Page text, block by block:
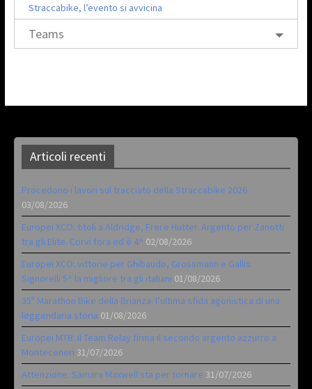
Straccabike, l’evento si avvicina
Teams
Articoli recenti
Procedono i lavori sul tracciato della Straccabike 2026
03/08/2026
Europei XCO: titoli a Aldridge, Frei e Hutter. Argento per Zanotti
tra gli Elite. Corvi fora ed è 4^ 02/08/2026
Europei XCO: vittorie per Ghibaudo, Grossmann e Gallis.
Signorelli 5^ la migliore tra gli italiani 01/08/2026
35ª Marathon Bike della Brianza: l’ultima sfida agonistica di una
leggendaria storia 01/08/2026
Europei MTB: il Team Relay firma il secondo argento azzurro a
Monteceneri 31/07/2026
Attenzione: Samara Maxwell sta per tornare 31/07/2026